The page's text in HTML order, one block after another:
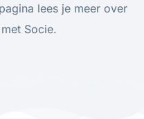
lees je meer over
Socie.